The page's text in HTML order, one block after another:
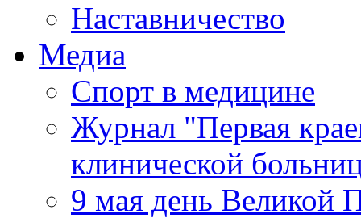
Наставничество
Медиа
Спорт в медицине
Журнал "Первая
клинической
9 мая день Великой